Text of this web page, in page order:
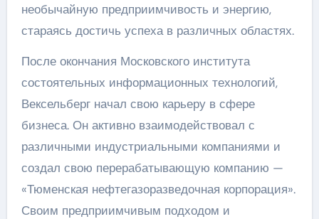
необычайную предприимчивость и энергию,
стараясь достичь успеха в различных областях.
После окончания Московского института
состоятельных информационных технологий,
Вексельберг начал свою карьеру в сфере
бизнеса. Он активно взаимодействовал с
различными индустриальными компаниями и
создал свою перерабатывающую компанию —
«Тюменская нефтегазоразведочная корпорация».
Своим предприимчивым подходом и